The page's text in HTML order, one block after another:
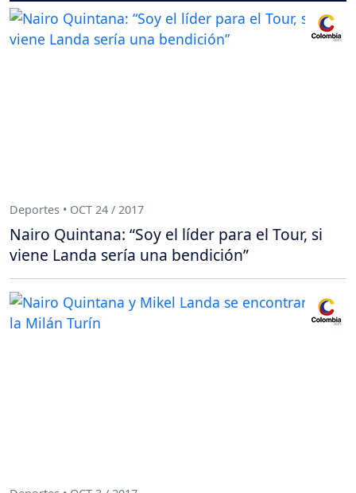
Deportes • OCT 24 / 2017
Nairo Quintana: “Soy el líder para el Tour, si
viene Landa sería una bendición”